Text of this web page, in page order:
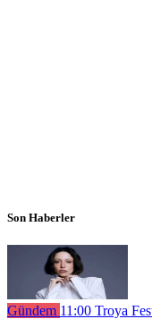
Son Haberler
Gündem 11:00 Troya